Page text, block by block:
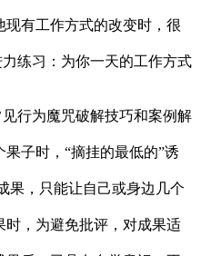
现有工作方式的改变时，很
练习：为你一天的工作方式
行为魔咒破解技巧和案例解
子时，“摘挂的最低的”诱
果，只能让自己或身边几个
时，为避免批评，对成果适